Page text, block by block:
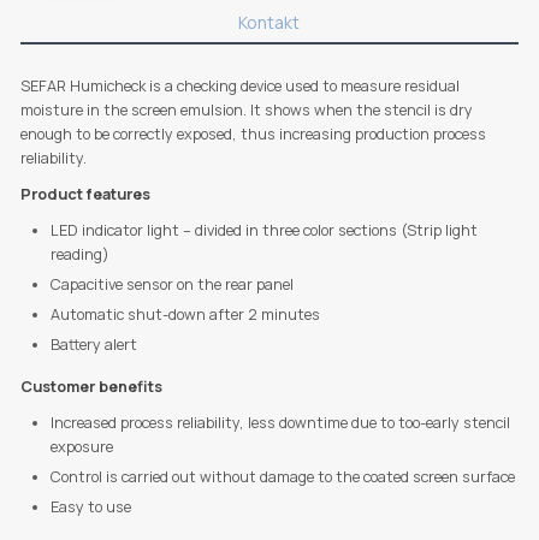
Kontakt
SEFAR Humicheck is a checking device used to measure residual
moisture in the screen emulsion. It shows when the stencil is dry
enough to be correctly exposed, thus increasing production process
reliability.
Product features
LED indicator light – divided in three color sections (Strip light
reading)
Capacitive sensor on the rear panel
Automatic shut-down after 2 minutes
Battery alert
Customer benefits
Increased process reliability, less downtime due to too-early stencil
exposure
Control is carried out without damage to the coated screen surface
Easy to use